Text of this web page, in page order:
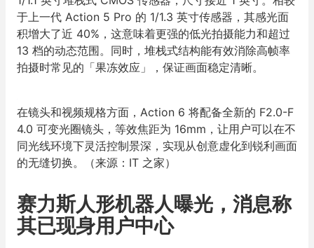
于上一代 Action 5 Pro 的 1/1.3 英寸传感器，其感光面
积增大了近 40%，这意味着更强的低光拍摄能力和超过
13 档的动态范围。同时，堆栈式结构能有效消除高帧率
拍摄时常见的「果冻效应」，保证画面稳定清晰。
在镜头和视频规格方面，Action 6 将配备全新的 F2.0-F
4.0 可变光圈镜头，等效焦距为 16mm，让用户可以在不
同光线环境下灵活控制景深，实现从创意虚化到锐利画面
的无缝切换。（来源：IT 之家）
赛力斯人形机器人曝光，消息称
其已现身用户中心